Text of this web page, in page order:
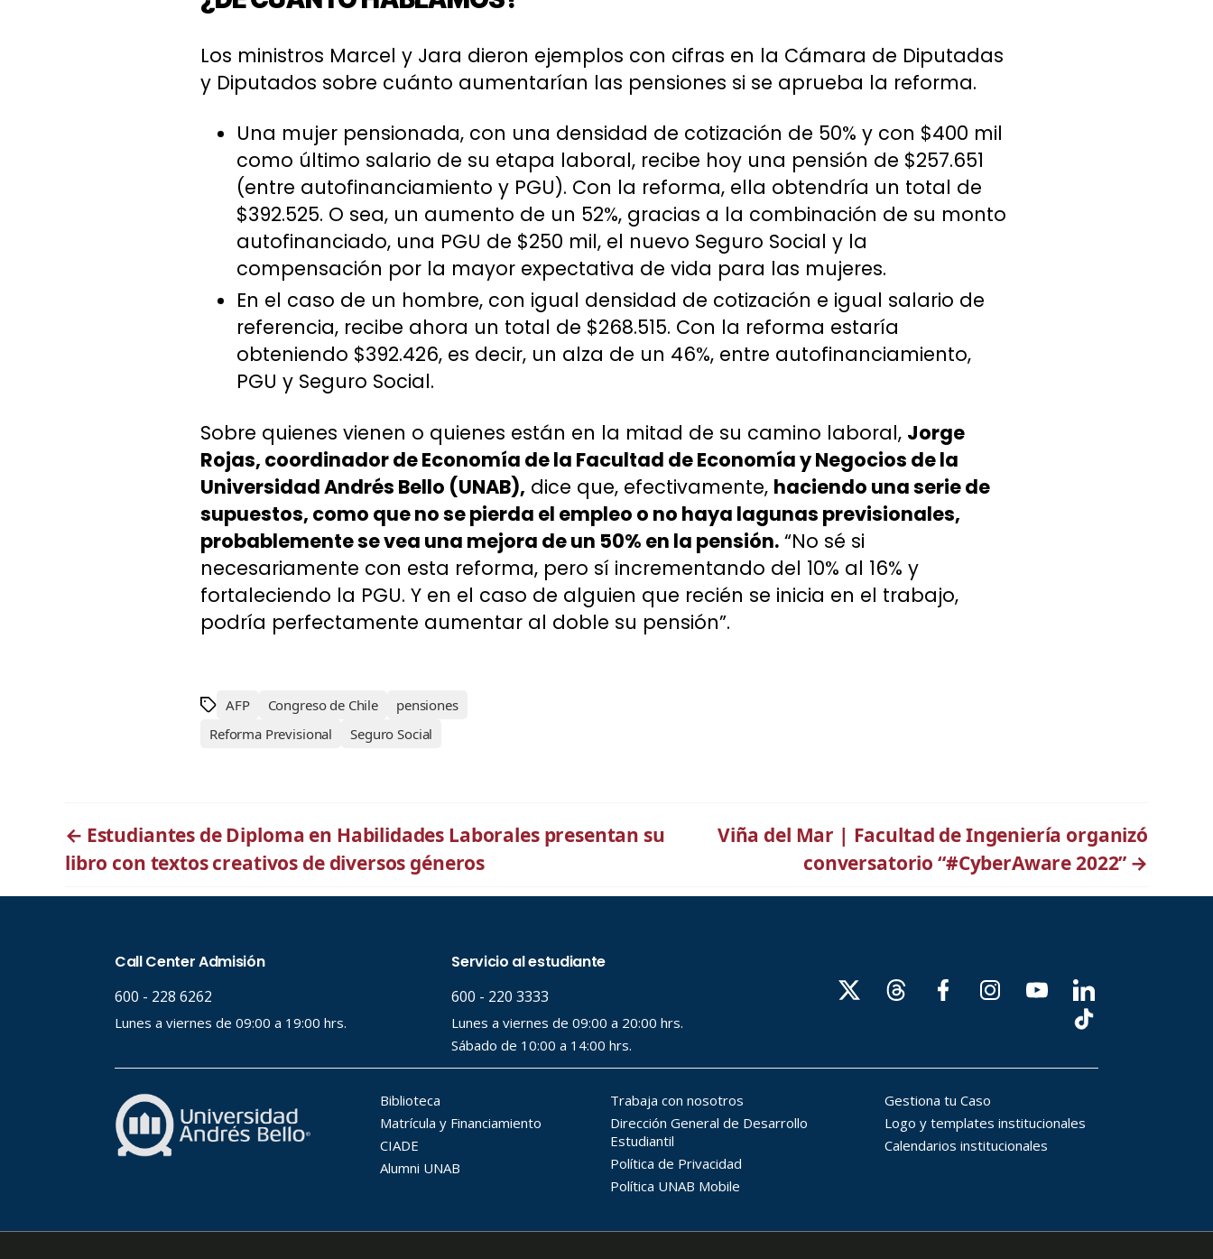
Los ministros Marcel y Jara dieron ejemplos con cifras en la Cámara de Diputadas
y Diputados sobre cuánto aumentarían las pensiones si se aprueba la reforma.
Una mujer pensionada, con una densidad de cotización de 50% y con $400 mil
como último salario de su etapa laboral, recibe hoy una pensión de $257.651
(entre autofinanciamiento y PGU). Con la reforma, ella obtendría un total de
$392.525. O sea, un aumento de un 52%, gracias a la combinación de su monto
autofinanciado, una PGU de $250 mil, el nuevo Seguro Social y la
compensación por la mayor expectativa de vida para las mujeres.
En el caso de un hombre, con igual densidad de cotización e igual salario de
referencia, recibe ahora un total de $268.515. Con la reforma estaría
obteniendo $392.426, es decir, un alza de un 46%, entre autofinanciamiento,
PGU y Seguro Social.
Sobre quienes vienen o quienes están en la mitad de su camino laboral, Jorge
Rojas, coordinador de Economía de la Facultad de Economía y Negocios de la
Universidad Andrés Bello (UNAB), dice que, efectivamente, haciendo una serie de
supuestos, como que no se pierda el empleo o no haya lagunas previsionales,
probablemente se vea una mejora de un 50% en la pensión. “No sé si
necesariamente con esta reforma, pero sí incrementando del 10% al 16% y
fortaleciendo la PGU. Y en el caso de alguien que recién se inicia en el trabajo,
podría perfectamente aumentar al doble su pensión”.
AFP Congreso de Chile
pensiones
Reforma Previsional
Seguro Social
← Estudiantes de Diploma en Habilidades Laborales presentan su
libro con textos creativos de diversos géneros
Viña del Mar | Facultad de Ingeniería organizó
conversatorio “#CyberAware 2022” →